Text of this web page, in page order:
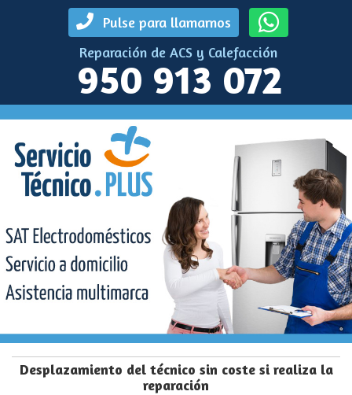
Pulse para llamarnos
Reparación de ACS y Calefacción
950 913 072
Desplazamiento del técnico sin coste si realiza la
reparación